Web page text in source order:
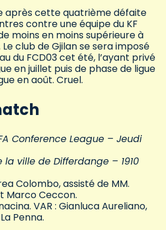
après cette quatrième défaite
contre une équipe du KF
moins en moins supérieure à
club de Gjilan se sera imposé
du FCD03 cet été, l’ayant privé
en juillet puis de phase de ligue
en août. Cruel.
Conference League – Jeudi
ville de Differdange – 1910
Colombo, assisté de MM.
Marco Ceccon.
VAR : Gianluca Aureliano,
Penna.